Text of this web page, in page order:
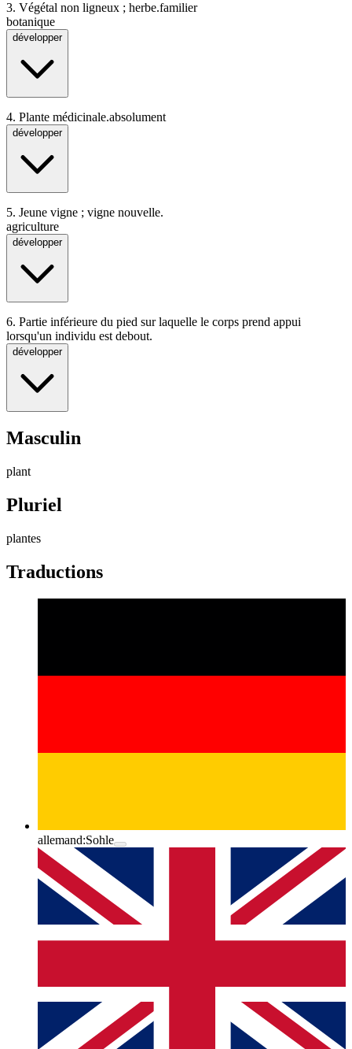
3. Végétal non ligneux ; herbe.familier
botanique
développer
4. Plante médicinale.absolument
développer
5. Jeune vigne ; vigne nouvelle.
agriculture
développer
6. Partie inférieure du pied sur laquelle le corps prend appui
lorsqu'un individu est debout.
développer
Masculin
plant
Pluriel
plantes
Traductions
allemand:Sohle